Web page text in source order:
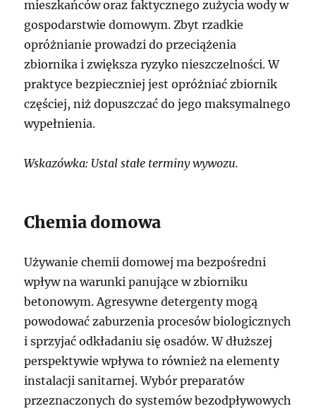
mieszkańców oraz faktycznego zużycia wody w
gospodarstwie domowym. Zbyt rzadkie
opróżnianie prowadzi do przeciążenia
zbiornika i zwiększa ryzyko nieszczelności. W
praktyce bezpieczniej jest opróżniać zbiornik
częściej, niż dopuszczać do jego maksymalnego
wypełnienia.
Wskazówka: Ustal stałe terminy wywozu.
Chemia domowa
Używanie chemii domowej ma bezpośredni
wpływ na warunki panujące w zbiorniku
betonowym. Agresywne detergenty mogą
powodować zaburzenia procesów biologicznych
i sprzyjać odkładaniu się osadów. W dłuższej
perspektywie wpływa to również na elementy
instalacji sanitarnej. Wybór preparatów
przeznaczonych do systemów bezodpływowych